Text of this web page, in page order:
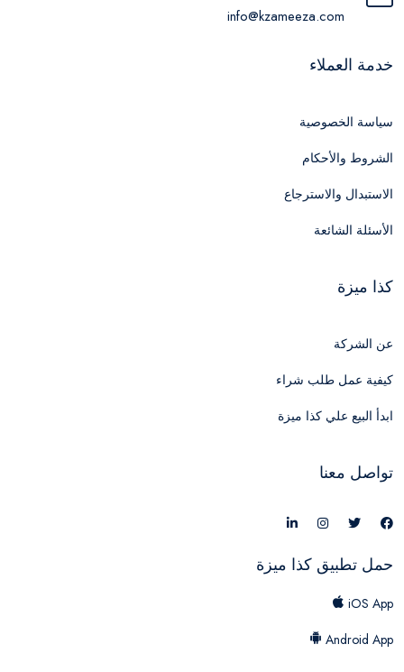
info@kzameeza.com
خدمة العملاء
سياسة الخصوصية
الشروط والأحكام
الاستبدال والاسترجاع
الأسئلة الشائعة
كذا ميزة
عن الشركة
كيفية عمل طلب شراء
ابدأ البيع علي كذا ميزة
تواصل معنا
حمل تطبيق كذا ميزة
iOS App
Android App